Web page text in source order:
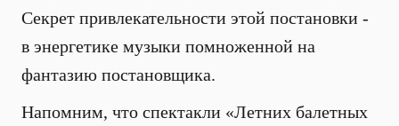
Секрет привлекательности этой постановки -
в энергетике музыки помноженной на
фантазию постановщика.
Напомним, что спектакли «Летних балетных